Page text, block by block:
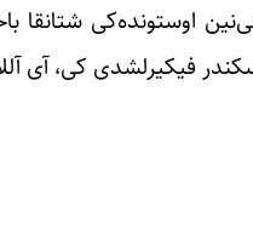
اوستونده‌کی شتانقا
فیکیرلشدی کی، آی